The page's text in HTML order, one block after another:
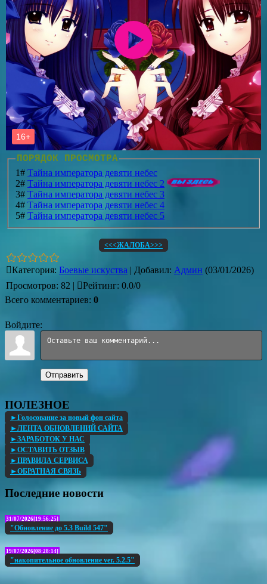
ПОРЯДОК ПРОСМОТРА
1# Тайна императора девяти небес
2# Тайна императора девяти небес 2
3# Тайна императора девяти небес 3
4# Тайна императора девяти небес 4
5# Тайна императора девяти небес 5
<<<ЖАЛОБА>>>
Категория: Боевые искуства | Добавил: Админ (03/01/2026)
Просмотров: 82 | Рейтинг: 0.0/0
Всего комментариев: 0
Войдите:
Отправить
ПОЛЕЗНОЕ
►Голосование за новый фон сайта
►ЛЕНТА ОБНОВЛЕНИЙ САЙТА
►ЗАРАБОТОК У НАС
►ОСТАВИТЬ ОТЗЫВ
►ПРАВИЛА СЕРВИСА
►ОБРАТНАЯ СВЯЗЬ
Последние новости
31/07/2026[19:56:25]
"Обновление до 5.3 Build 547"
19/07/2026[08:28:14]
"накопительное обновление ver. 5.2.5"